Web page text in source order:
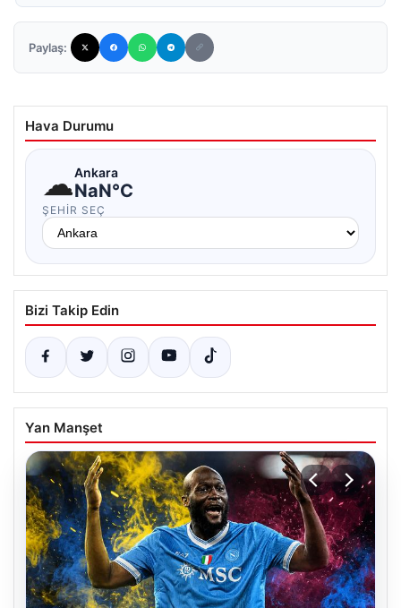
Paylaş:
Hava Durumu
☁Ankara
NaN°C
ŞEHIR SEÇ
Bizi Takip Edin
Yan Manşet